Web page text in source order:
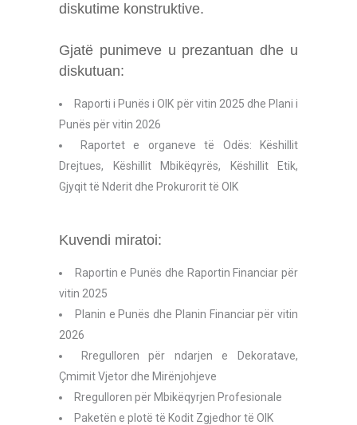
diskutime konstruktive.
Gjatë punimeve u prezantuan dhe u
diskutuan:
Raporti i Punës i OIK për vitin 2025 dhe Plani i
Punës për vitin 2026
Raportet e organeve të Odës: Këshillit
Drejtues, Këshillit Mbikëqyrës, Këshillit Etik,
Gjyqit të Nderit dhe Prokurorit të OIK
Kuvendi miratoi:
Raportin e Punës dhe Raportin Financiar për
vitin 2025
Planin e Punës dhe Planin Financiar për vitin
2026
Rregulloren për ndarjen e Dekoratave,
Çmimit Vjetor dhe Mirënjohjeve
Rregulloren për Mbikëqyrjen Profesionale
Paketën e plotë të Kodit Zgjedhor të OIK